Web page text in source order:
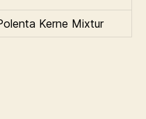
Kerne Mixtur